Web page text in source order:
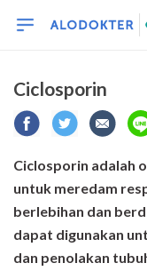
Ciclosporin
Ciclosporin adalah
untuk meredam
berlebihan dan
dapat digunakan
dan penolakan